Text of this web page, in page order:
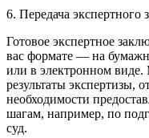
6. Передача экспертного
Готовое экспертное
вас формате — на
или в электронном
результаты экспертизы,
необходимости
шагам, например, по
суд.